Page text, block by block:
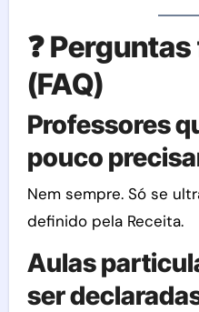
❓
(FAQ)
Professores
pouco
Nem sempre. Só se
definido pela Receita.
Aulas
ser